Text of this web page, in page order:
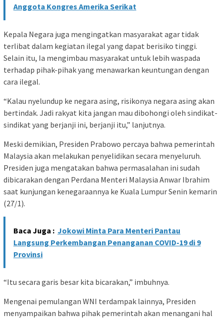
Anggota Kongres Amerika Serikat
Kepala Negara juga mengingatkan masyarakat agar tidak
terlibat dalam kegiatan ilegal yang dapat berisiko tinggi.
Selain itu, Ia mengimbau masyarakat untuk lebih waspada
terhadap pihak-pihak yang menawarkan keuntungan dengan
cara ilegal.
“Kalau nyelundup ke negara asing, risikonya negara asing akan
bertindak. Jadi rakyat kita jangan mau dibohongi oleh sindikat-
sindikat yang berjanji ini, berjanji itu,” lanjutnya.
Meski demikian, Presiden Prabowo percaya bahwa pemerintah
Malaysia akan melakukan penyelidikan secara menyeluruh.
Presiden juga mengatakan bahwa permasalahan ini sudah
dibicarakan dengan Perdana Menteri Malaysia Anwar Ibrahim
saat kunjungan kenegaraannya ke Kuala Lumpur Senin kemarin
(27/1).
Baca Juga : Jokowi Minta Para Menteri Pantau
Langsung Perkembangan Penanganan COVID-19 di 9
Provinsi
“Itu secara garis besar kita bicarakan,” imbuhnya.
Mengenai pemulangan WNI terdampak lainnya, Presiden
menyampaikan bahwa pihak pemerintah akan menangani hal